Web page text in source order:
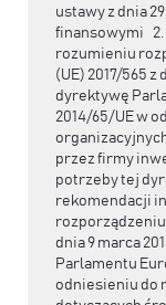
ustawy z dnia
finansowymi 2.
rozumieniu
(UE) 2017/565 z
dyrektywę
2014/65/UE w
przez firmy
potrzeby tej
rekomendacji
rozporządzeniu
dnia 9 marca
Parlamentu
odniesieniu do